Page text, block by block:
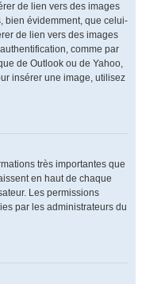
de lien vers des images
bien évidemment, que celui-
de lien vers des images
comme par
de Outlook ou de Yahoo,
insérer une image, utilisez
très importantes que
en haut de chaque
Les permissions
par les administrateurs du